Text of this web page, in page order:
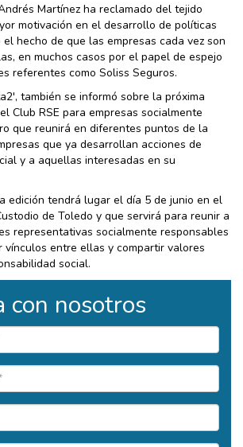
Martínez ha reclamado del tejido
motivación en el desarrollo de políticas
el hecho de que las empresas cada vez son
en muchos casos por el papel de espejo
referentes como Soliss Seguros.
también se informó sobre la próxima
Club RSE para empresas socialmente
que reunirá en diferentes puntos de la
que ya desarrollan acciones de
y a aquellas interesadas en su
edición tendrá lugar el día 5 de junio en el
de Toledo y que servirá para reunir a
representativas socialmente responsables
vínculos entre ellas y compartir valores
social.
con nosotros